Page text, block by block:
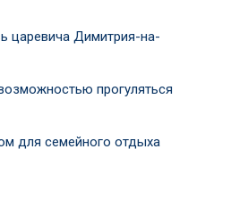
царевича Димитрия-на-
прогуляться
для семейного отдыха